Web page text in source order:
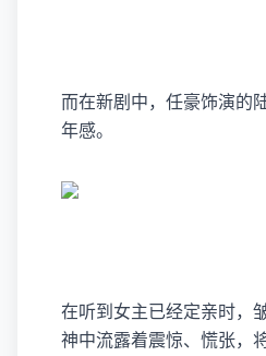
而在新剧中，任豪饰演的
年感。
在听到女主已经定亲时，
神中流露着震惊、慌张，